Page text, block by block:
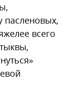
пасленовых,
всего